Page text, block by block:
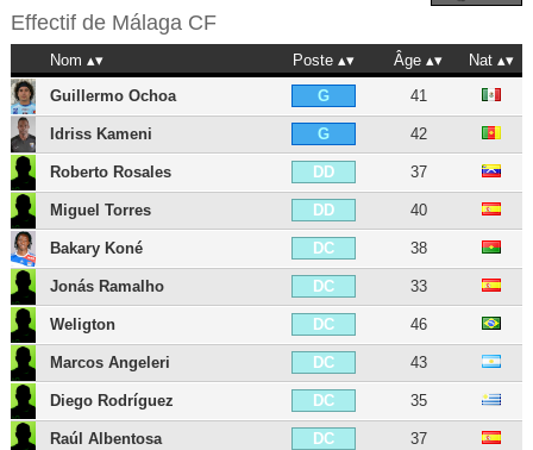
Effectif de Málaga CF
Nom Poste Âge
Nat
Guillermo Ochoa
G 41
Idriss Kameni G 42
Roberto Rosales DD 37
Miguel Torres DD 40
Bakary Koné DC 38
Jonás Ramalho DC 33
Weligton DC 46
Marcos Angeleri DC 43
Diego Rodríguez DC 35
Raúl Albentosa DC 37